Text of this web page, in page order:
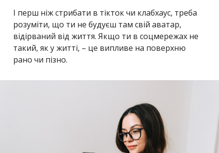
І перш ніж стрибати в тікток чи клабхаус, треба
розуміти, що ти не будуєш там свій аватар,
відірваний від життя. Якщо ти в соцмережах не
такий, як у житті, – це випливе на поверхню
рано чи пізно.